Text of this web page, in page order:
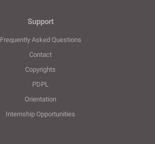
Support
Frequently Asked Questions
Contact
Copyrights
PDPL
Orientation
Internship Opportunities